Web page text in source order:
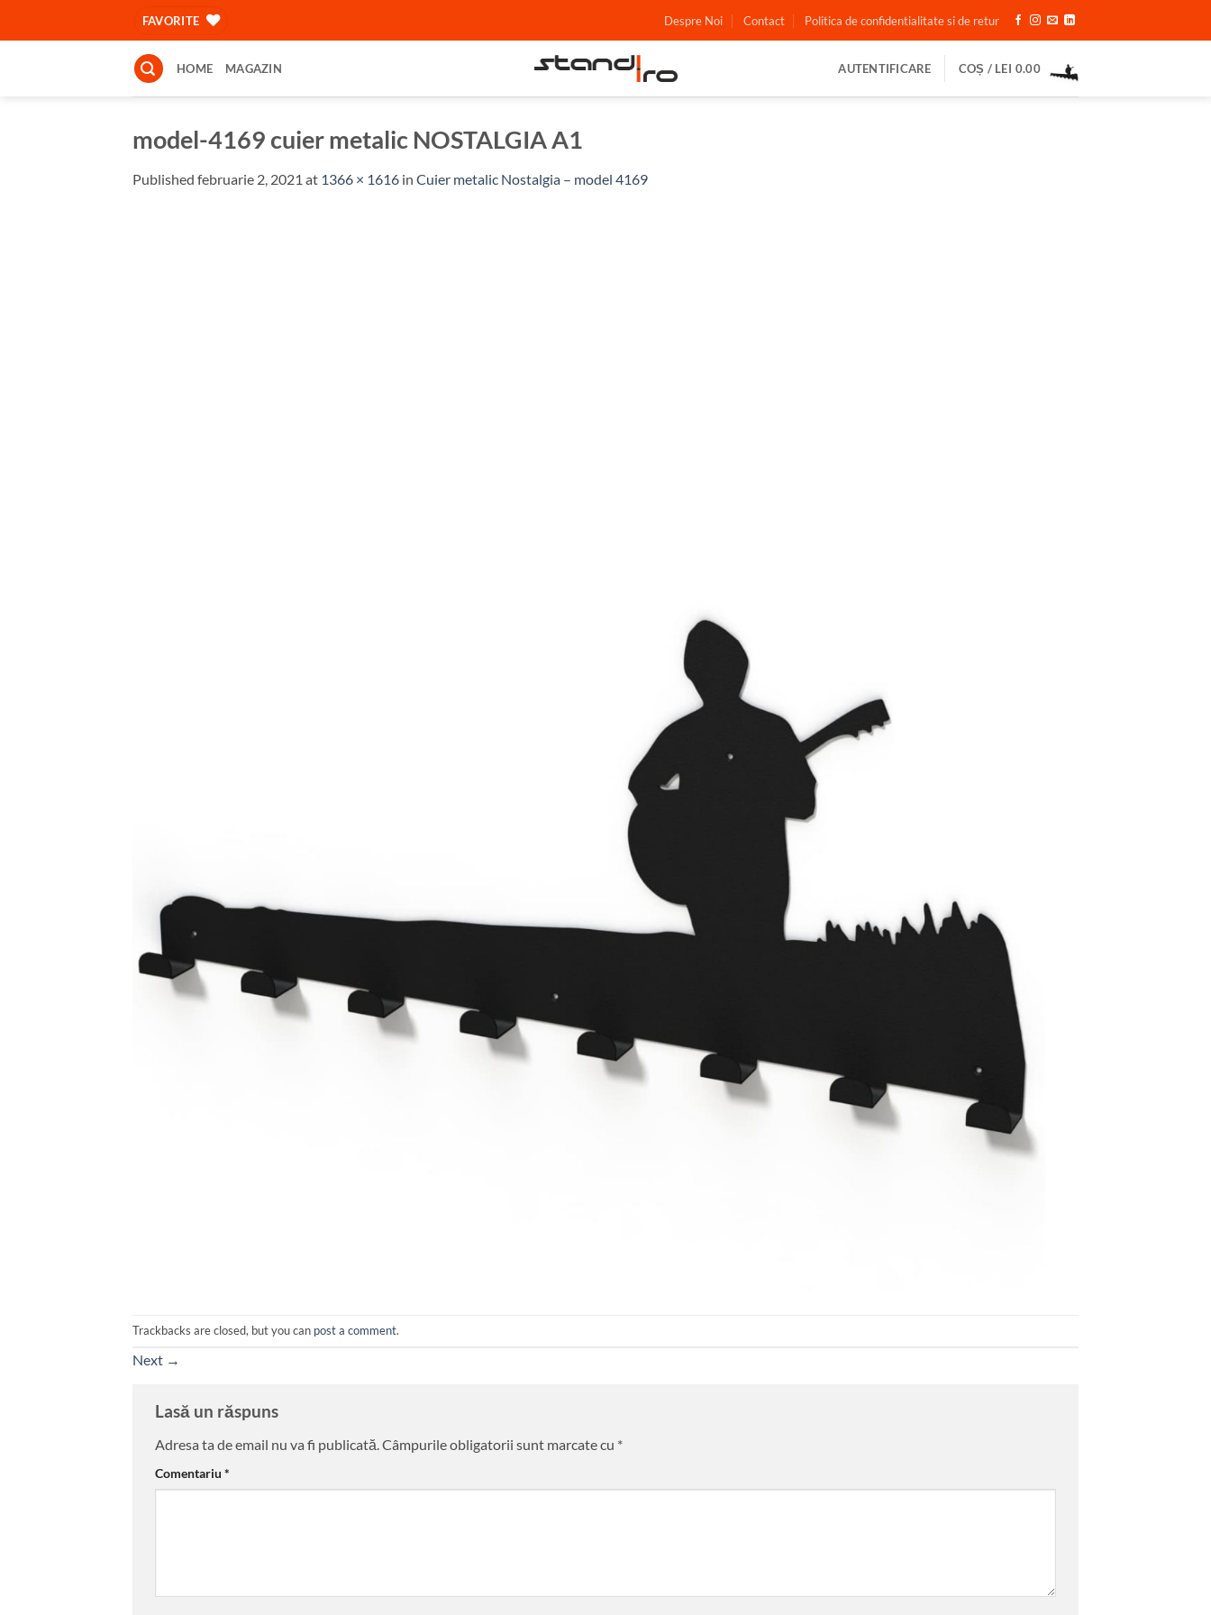
FAVORITE Despre Noi Contact Politica de confidentialitate si de retur
HOME MAGAZIN AUTENTIFICARE COȘ / LEI 0.00
model-4169 cuier metalic NOSTALGIA A1
Published februarie 2, 2021 at 1366 × 1616 in Cuier metalic Nostalgia – model 4169
Trackbacks are closed, but you can post a comment.
Next →
Lasă un răspuns
Adresa ta de email nu va fi publicată.Câmpurile obligatorii sunt marcate cu *
Comentariu *